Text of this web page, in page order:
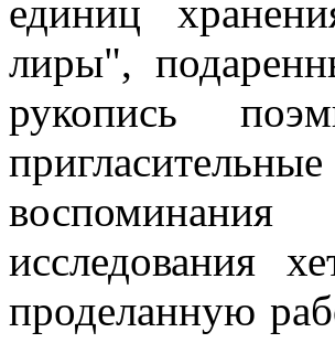
единиц
лиры",
рукопись
исследования
проделанную